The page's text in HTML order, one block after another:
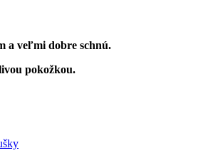
a veľmi dobre schnú.
pokožkou.